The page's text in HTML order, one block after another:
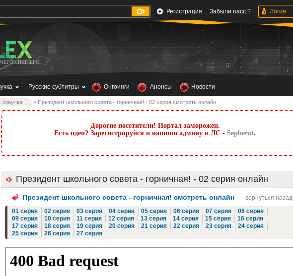
Регистрация Забыли пасс.?
ЛИШНЕГО!
Русские субтитры Онгоинги Анонсы Новости
озвучка » Президент школьного совета - горничная! - 02 серия смотреть онлайн
Дорогие посетители! Портал заморожен.
Есть идеи? Зарегистрируйся и напиши админу в ЛС - Sepherot.
Президент школьного совета - горничная! - 02 серия онлайн
Президент школьного совета - горничная! смотреть онлайн
- вернуться назад
01 серия
02 серия 03 серия 04 серия 05 серия 06 серия 07 серия
08 серия
09 серия
10 серия 11 серия 12 серия 13 серия 14 серия 15 серия
16 серия
17 серия
18 серия 19 серия 20 серия 21 серия 22 серия 23 серия
24 серия
25 серия
26 серия 27 серия